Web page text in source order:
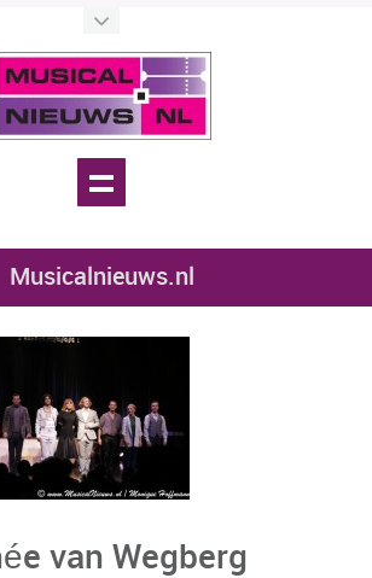
Musicalnieuws.nl
van Wegberg